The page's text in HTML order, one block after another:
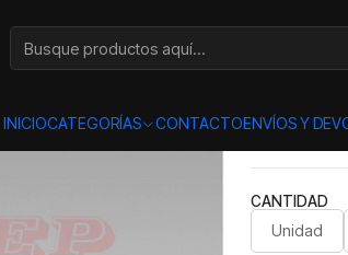
INICIOCATEGORÍAS CONTACTOENVÍOS Y
CANTIDAD
Unidad